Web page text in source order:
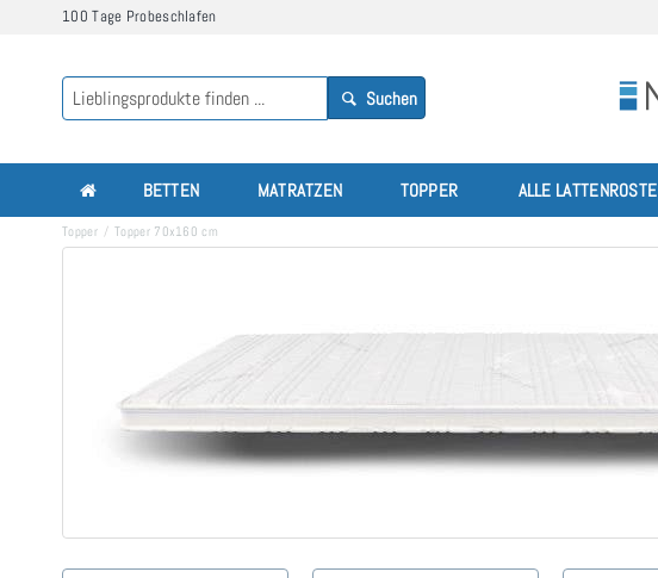
100 Tage Probeschlafen
Suchen
BETTEN MATRATZEN TOPPER ALLE LATTENROSTE
Topper Topper 70x160 cm